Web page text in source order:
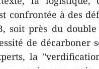
confrontée à des
soit près du
de décarboner
la